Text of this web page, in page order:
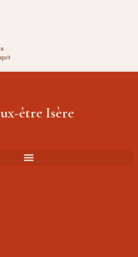
être Isère